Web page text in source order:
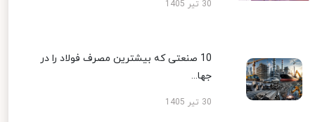
30 تیر 1405
10 صنعتی که بیشترین مصرف فولاد را در
جها...
30 تیر 1405